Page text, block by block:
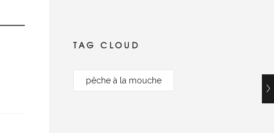
TAG CLOUD
pêche à la mouche